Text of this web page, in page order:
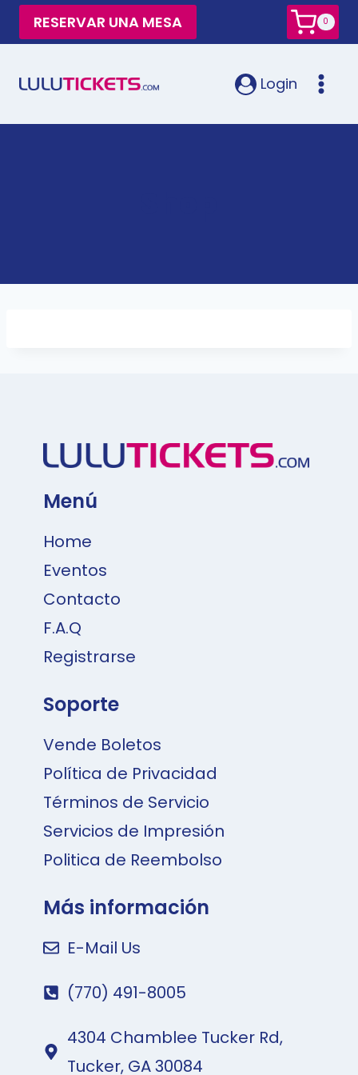
RESERVAR UNA MESA 0
Login
Menú
Home
Eventos
Contacto
F.A.Q
Registrarse
Soporte
Vende Boletos
Política de Privacidad
Términos de Servicio
Servicios de Impresión
Politica de Reembolso
Más información
E-Mail Us
(770) 491-8005
4304 Chamblee Tucker Rd,
Tucker, GA 30084